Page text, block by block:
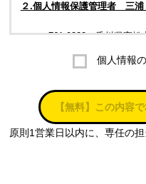
２.個人情報保護管理者 三浦
〒761-0323 香川県高松
株式会社ラブ・ラボ
電話：087-847-2000
電子メール：info@rub-
個人情報
【無料】この内容
原則1営業日以内に、専任の